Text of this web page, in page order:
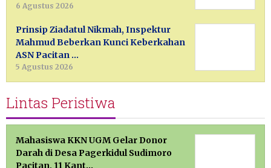
6 Agustus 2026
Prinsip Ziadatul Nikmah, Inspektur
Mahmud Beberkan Kunci Keberkahan
ASN Pacitan …
5 Agustus 2026
Lintas Peristiwa
Mahasiswa KKN UGM Gelar Donor
Darah di Desa Pagerkidul Sudimoro
Pacitan, 11 Kant…